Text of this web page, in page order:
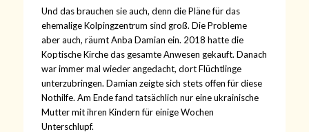
Und das brauchen sie auch, denn die Pläne für das
ehemalige Kolpingzentrum sind groß. Die Probleme
aber auch, räumt Anba Damian ein. 2018 hatte die
Koptische Kirche das gesamte Anwesen gekauft. Danach
war immer mal wieder angedacht, dort Flüchtlinge
unterzubringen. Damian zeigte sich stets offen für diese
Nothilfe. Am Ende fand tatsächlich nur eine ukrainische
Mutter mit ihren Kindern für einige Wochen
Unterschlupf.